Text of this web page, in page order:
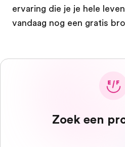
ervaring die je je hele
vandaag nog een gratis
Zoek een